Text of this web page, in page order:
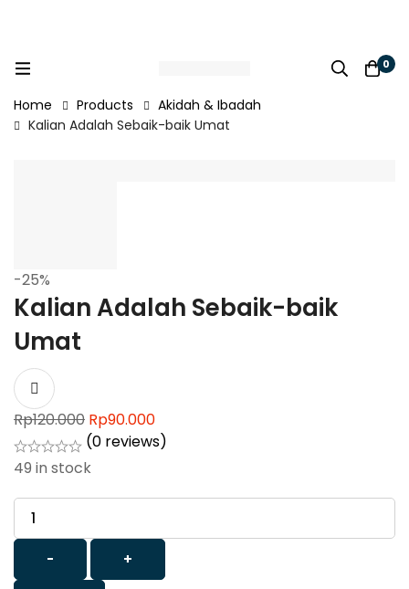
0
Home Products
Akidah & Ibadah
Kalian Adalah Sebaik-baik Umat
-25%
Kalian Adalah Sebaik-baik
Umat
Rp120.000 Rp90.000
(0 reviews)
49 in stock
- +